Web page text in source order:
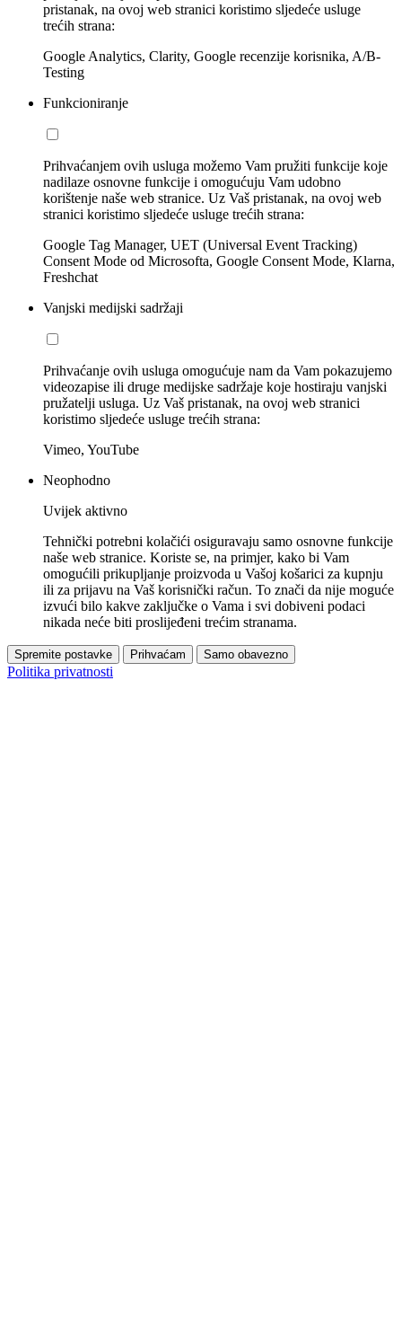
pristanak, na ovoj web stranici koristimo sljedeće usluge
trećih strana:
Google Analytics, Clarity, Google recenzije korisnika, A/B-
Testing
Funkcioniranje
Prihvaćanjem ovih usluga možemo Vam pružiti funkcije koje
nadilaze osnovne funkcije i omogućuju Vam udobno
korištenje naše web stranice. Uz Vaš pristanak, na ovoj web
stranici koristimo sljedeće usluge trećih strana:
Google Tag Manager, UET (Universal Event Tracking)
Consent Mode od Microsofta, Google Consent Mode, Klarna,
Freshchat
Vanjski medijski sadržaji
Prihvaćanje ovih usluga omogućuje nam da Vam pokazujemo
videozapise ili druge medijske sadržaje koje hostiraju vanjski
pružatelji usluga. Uz Vaš pristanak, na ovoj web stranici
koristimo sljedeće usluge trećih strana:
Vimeo, YouTube
Neophodno
Uvijek aktivno
Tehnički potrebni kolačići osiguravaju samo osnovne funkcije
naše web stranice. Koriste se, na primjer, kako bi Vam
omogućili prikupljanje proizvoda u Vašoj košarici za kupnju
ili za prijavu na Vaš korisnički račun. To znači da nije moguće
izvući bilo kakve zaključke o Vama i svi dobiveni podaci
nikada neće biti proslijeđeni trećim stranama.
Spremite postavke Prihvaćam Samo obavezno
Politika privatnosti